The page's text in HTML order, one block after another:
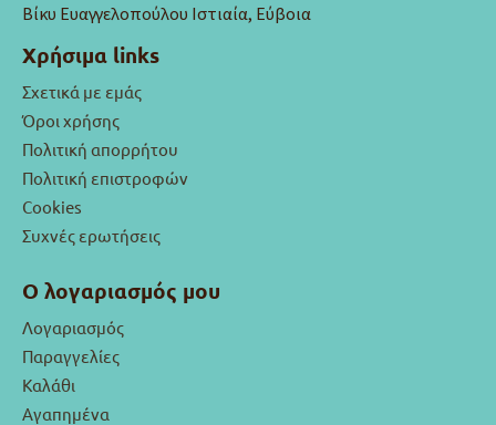
Βίκυ Ευαγγελοπούλου Ιστιαία, Εύβοια
Χρήσιμα links
Σχετικά με εμάς
Όροι χρήσης
Πολιτική απορρήτου
Πολιτική επιστροφών
Cookies
Συχνές ερωτήσεις
Ο λογαριασμός μου
Λογαριασμός
Παραγγελίες
Καλάθι
Αγαπημένα